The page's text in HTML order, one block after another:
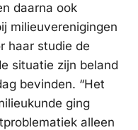
daarna ook
milieuverenigingen
haar studie de
situatie zijn beland
bevinden. “Het
ging
alleen